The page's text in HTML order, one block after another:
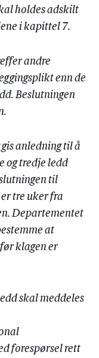
holdes adskilt
i kapittel 7.
andre
enn de
Beslutningen
anledning til å
og tredje ledd
til
tre uker fra
Departementet
at
klagen er
skal meddeles
forespørsel rett